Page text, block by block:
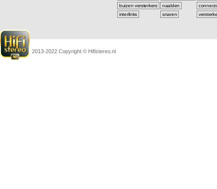
buizen versterkers
interlinks
naalden
snaren
2013-2022 Copyright © Hifistereo.nl